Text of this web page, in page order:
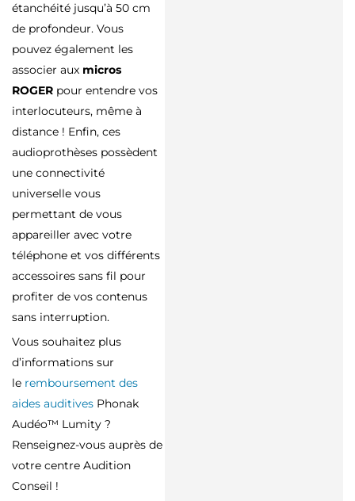
étanchéité jusqu’à 50 cm
de profondeur. Vous
pouvez également les
associer aux micros
ROGER pour entendre vos
interlocuteurs, même à
distance ! Enfin, ces
audioprothèses possèdent
une connectivité
universelle vous
permettant de vous
appareiller avec votre
téléphone et vos différents
accessoires sans fil pour
profiter de vos contenus
sans interruption.
Vous souhaitez plus
d’informations sur
le remboursement des
aides auditives Phonak
Audéo™ Lumity ?
Renseignez-vous auprès de
votre centre Audition
Conseil !